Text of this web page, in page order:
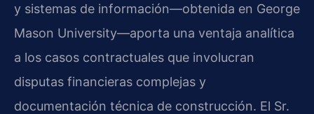
y sistemas de información—obtenida en George
Mason University—aporta una ventaja analítica
a los casos contractuales que involucran
disputas financieras complejas y
documentación técnica de construcción. El Sr.